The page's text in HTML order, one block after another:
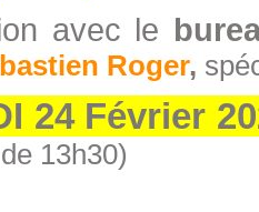
avec le
Roger,
24 Février
13h30)